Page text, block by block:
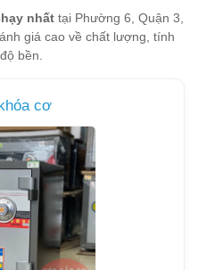
nhất tại Phường 6, Quận 3,
giá cao về chất lượng, tính
bền.
cơ